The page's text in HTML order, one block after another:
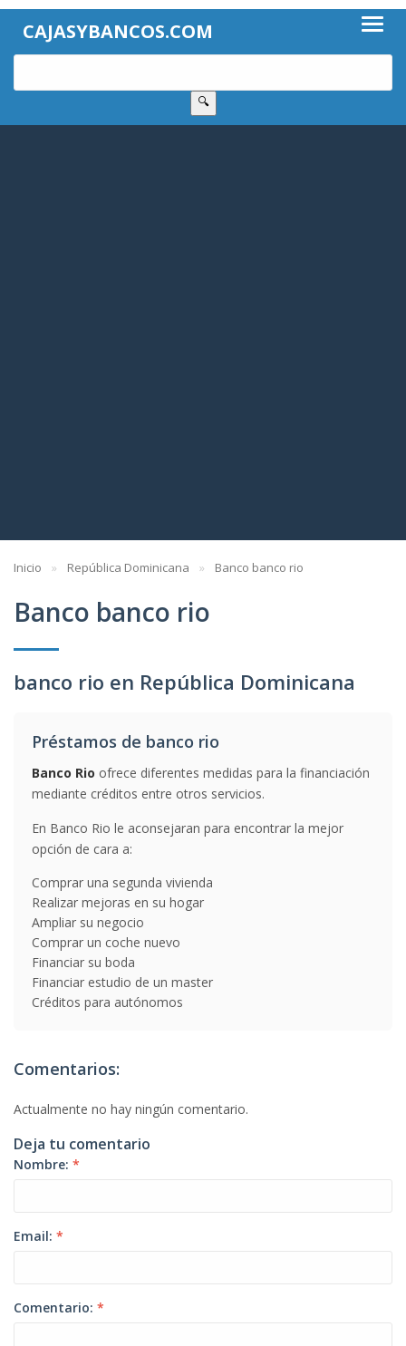
CAJASYBANCOS.COM
🔍
Inicio República Dominicana Banco banco rio
Banco banco rio
banco rio en República Dominicana
Préstamos de banco rio
Banco Rio ofrece diferentes medidas para la financiación
mediante créditos entre otros servicios.
En Banco Rio le aconsejaran para encontrar la mejor
opción de cara a:
Comprar una segunda vivienda
Realizar mejoras en su hogar
Ampliar su negocio
Comprar un coche nuevo
Financiar su boda
Financiar estudio de un master
Créditos para autónomos
Comentarios:
Actualmente no hay ningún comentario.
Deja tu comentario
Nombre: *
Email: *
Comentario: *